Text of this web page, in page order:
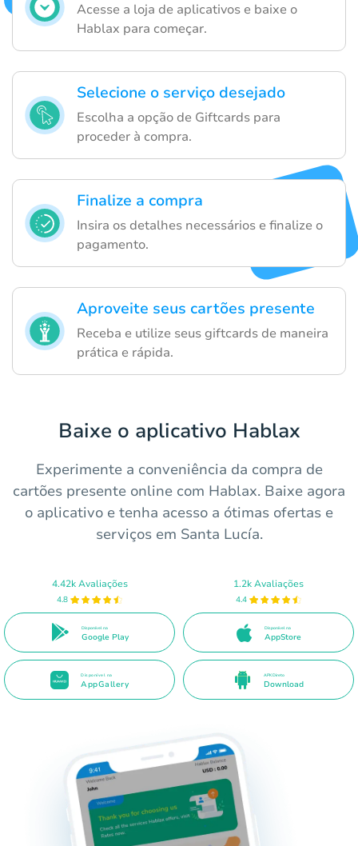
Acesse a loja de aplicativos e baixe o
Hablax para começar.
Selecione o serviço desejado
Escolha a opção de Giftcards para
proceder à compra.
Finalize a compra
Insira os detalhes necessários e finalize o
pagamento.
Aproveite seus cartões presente
Receba e utilize seus giftcards de maneira
prática e rápida.
Baixe o aplicativo Hablax
Experimente a conveniência da compra de
cartões presente online com Hablax. Baixe agora
o aplicativo e tenha acesso a ótimas ofertas e
serviços em Santa Lucía.
4.42k Avaliações
4.8
Disponível na
Google Play
1.2k Avaliações
4.4
Disponível na
AppStore
Disponível na
AppGallery
APK Direto
Download